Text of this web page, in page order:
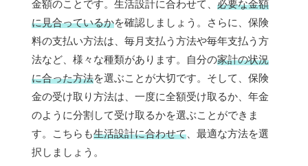
金額のことです。生活設計に合わせて、 必要な金額
に見合っているかを確認しましょう。さらに、保険
料の支払い方法は、毎月支払う方法や毎年支払う方
法など、様々な種類があります。自分の家計の状況
に合った方法を選ぶことが大切です。そして、保険
金の受け取り方法は、一度に全額受け取るか、年金
のように分割して受け取るかを選ぶことができま
す。こちらも生活設計に合わせて 、最適な方法を選
択しましょう。